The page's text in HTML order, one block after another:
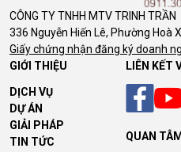
CÔNG TY TNHH MTV TRINH TRẦN
336 Nguyễn Hiến Lê, Phường Hoà
Giấy chứng nhận đăng ký doanh
GIỚI THIỆU
DỊCH VỤ
DỰ ÁN
GIẢI PHÁP
TIN TỨC
LIÊN KẾT
QUAN